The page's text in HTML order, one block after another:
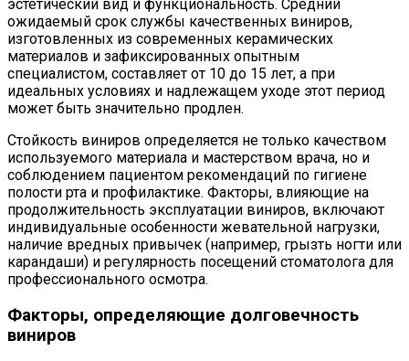
эстетический вид и функциональность. Средний
ожидаемый срок службы качественных виниров,
изготовленных из современных керамических
материалов и зафиксированных опытным
специалистом, составляет от 10 до 15 лет, а при
идеальных условиях и надлежащем уходе этот период
может быть значительно продлен.
Стойкость виниров определяется не только качеством
используемого материала и мастерством врача, но и
соблюдением пациентом рекомендаций по гигиене
полости рта и профилактике. Факторы, влияющие на
продолжительность эксплуатации виниров, включают
индивидуальные особенности жевательной нагрузки,
наличие вредных привычек (например, грызть ногти или
карандаши) и регулярность посещений стоматолога для
профессионального осмотра.
Факторы, определяющие долговечность
виниров